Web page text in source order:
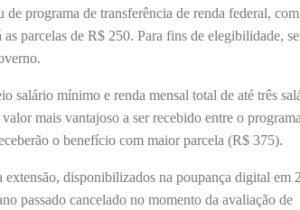
programa de transferência de renda federal,
parcelas de R$ 250. Para fins de elegibilidade,
salário mínimo e renda mensal total de até três
mais vantajoso a ser recebido entre o programa
o benefício com maior parcela (R$ 375).
disponibilizados na poupança digital em
passado cancelado no momento da avaliação de